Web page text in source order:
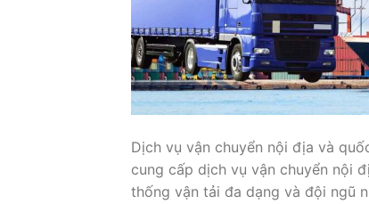
Dịch vụ vận chuyển nội địa và
cung cấp dịch vụ vận chuyển nội
thống vận tải đa dạng và đội ngũ